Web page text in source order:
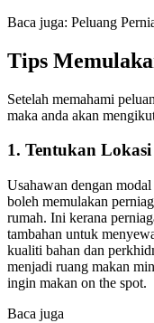
Baca juga: Peluang
Tips
Setelah memahami
maka anda akan
1. Tentukan
Usahawan dengan
boleh memulakan
rumah. Ini kerana
tambahan untuk
kualiti bahan dan
menjadi ruang makan
ingin makan on the spot.
Baca juga